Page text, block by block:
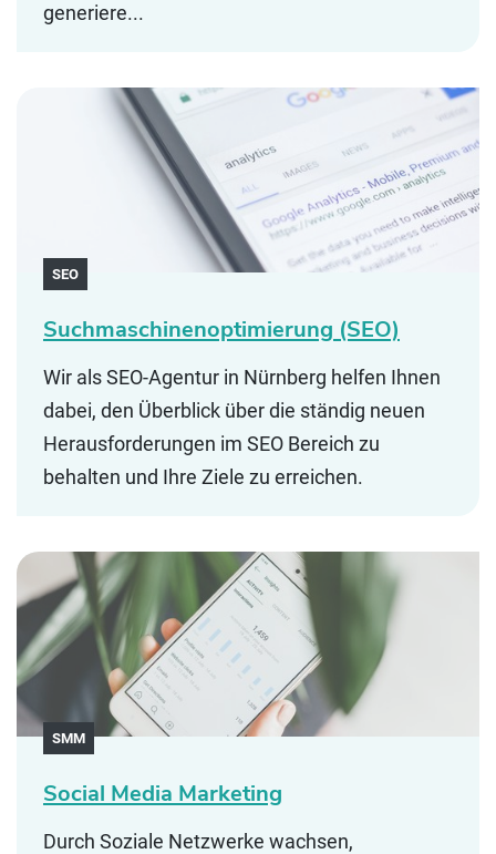
generiere...
SEO
Suchmaschinen­optimierung (SEO)
Wir als SEO-Agentur in Nürnberg helfen Ihnen
dabei, den Überblick über die ständig neuen
Herausforderungen im SEO Bereich zu
behalten und Ihre Ziele zu erreichen.
SMM
Social Media Marketing
Durch Soziale Netzwerke wachsen,